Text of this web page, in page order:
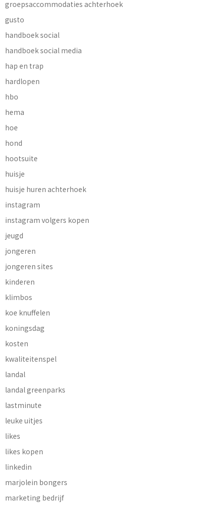
groepsaccommodaties achterhoek
gusto
handboek social
handboek social media
hap en trap
hardlopen
hbo
hema
hoe
hond
hootsuite
huisje
huisje huren achterhoek
instagram
instagram volgers kopen
jeugd
jongeren
jongeren sites
kinderen
klimbos
koe knuffelen
koningsdag
kosten
kwaliteitenspel
landal
landal greenparks
lastminute
leuke uitjes
likes
likes kopen
linkedin
marjolein bongers
marketing bedrijf